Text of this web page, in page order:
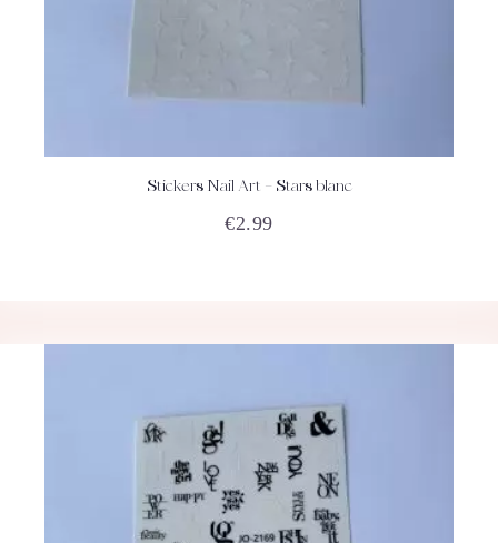
ACHETEZStickers Nail Art – Stars blanc
€2.99